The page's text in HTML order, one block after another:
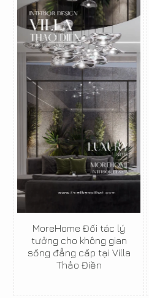
MoreHome Đối tác lý
tưởng cho không gian
sống đẳng cấp tại Villa
Thảo Điền